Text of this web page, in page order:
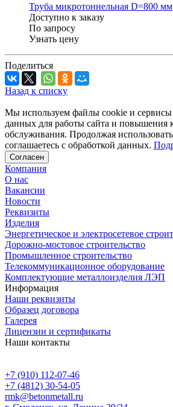
Труба микротоннельная D=800 мм
Доступно к заказу
По запросу
Узнать цену
Поделиться
Назад к списку
Мы используем файлы cookie и сервисы
данных для работы сайта и повышения
обслуживания. Продолжая
соглашаетесь с обработкой данных.
Согласен
Компания
О нас
Вакансии
Новости
Реквизиты
Изделия
Энергетическое и электросетевое
Дорожно-мостовое строительство
Промышленное строительство
Телекоммуникационное оборудование
Комплектующие металлоизделия ЛЭП
Информация
Наши реквизиты
Образец договора
Галерея
Лицензии и сертификаты
Наши контакты
+7 (910) 112-07-46
+7 (4812) 30-54-05
rmk@betonmetall.ru